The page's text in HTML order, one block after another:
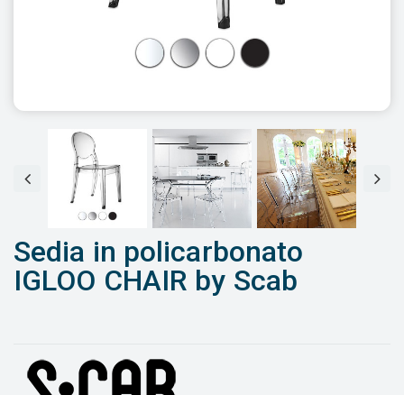
Sedia in policarbonato
IGLOO CHAIR by Scab